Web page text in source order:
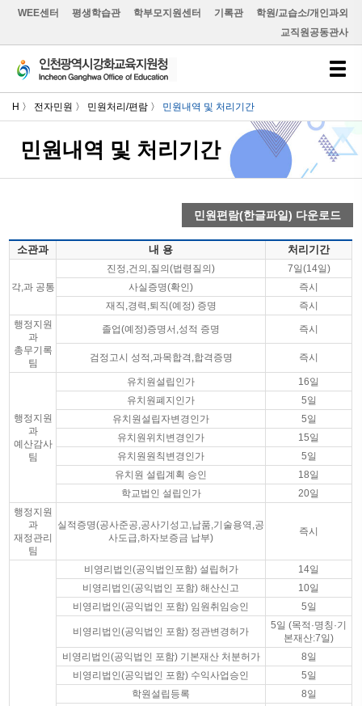
WEE센터 평생학습관 학부모지원센터 기록관
학원/교습소/개인과외
교직원공동관사
H 〉 전자민원 〉 민원처리/편람 〉 민원내역 및 처리기간
민원내역 및 처리기간
민원편람(한글파일) 다운로드
소관과 내 용 처리기간
각,과 공통
진정,건의,질의(법령질의)
7일(14일)
사실증명(확인)
즉시
재직,경력,퇴직(예정) 증명
즉시
행정지원
과
총무기록
팀
졸업(예정)증명서,성적 증명 즉시
검정고시 성적,과목합격,합격증명 즉시
행정지원
과
예산감사
팀
유치원설립인가
16일
유치원폐지인가
5일
유치원설립자변경인가
5일
유치원위치변경인가
15일
유치원원칙변경인가
5일
유치원 설립계획 승인
18일
학교법인 설립인가
20일
행정지원
과
재정관리
팀
실적증명(공사준공,공사기성고,납품,기술용역,공
사도급,하자보증금 납부)
즉시
비영리법인(공익법인포함) 설립허가
14일
비영리법인(공익법인 포함) 해산신고
10일
비영리법인(공익법인 포함) 임원취임승인
5일
비영리법인(공익법인 포함) 정관변경허가
5일 (목적·명칭·기
본재산:7일)
비영리법인(공익법인 포함) 기본재산 처분허가
8일
비영리법인(공익법인 포함) 수익사업승인
5일
학원설립등록
8일